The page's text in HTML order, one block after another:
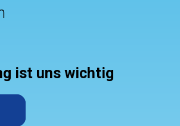
ist uns wichtig